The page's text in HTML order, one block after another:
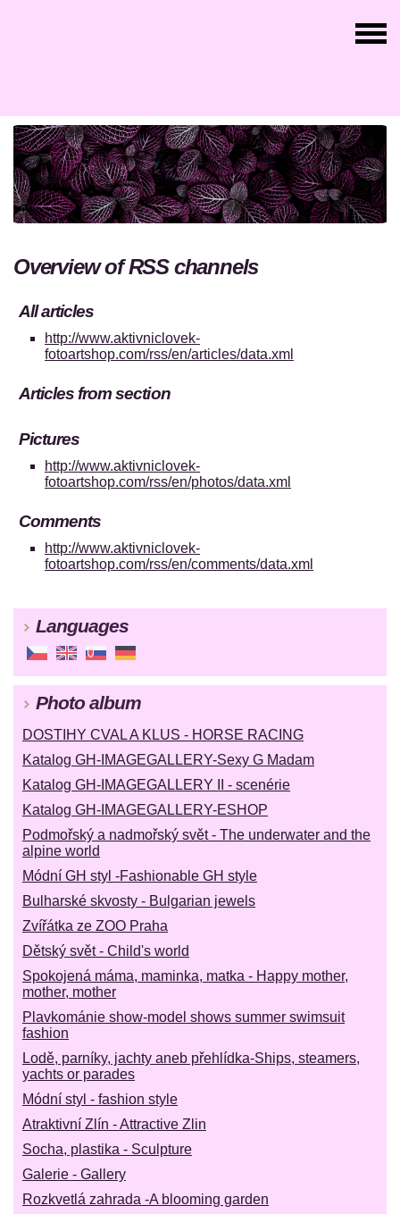
Overview of RSS channels
All articles
http://www.aktivniclovek-
fotoartshop.com/rss/en/articles/data.xml
Articles from section
Pictures
http://www.aktivniclovek-
fotoartshop.com/rss/en/photos/data.xml
Comments
http://www.aktivniclovek-
fotoartshop.com/rss/en/comments/data.xml
Languages
Photo album
DOSTIHY CVAL A KLUS - HORSE RACING
Katalog GH-IMAGEGALLERY-Sexy G Madam
Katalog GH-IMAGEGALLERY II - scenérie
Katalog GH-IMAGEGALLERY-ESHOP
Podmořský a nadmořský svět - The underwater and the
alpine world
Módní GH styl -Fashionable GH style
Bulharské skvosty - Bulgarian jewels
Zvířátka ze ZOO Praha
Dětský svět - Child's world
Spokojená máma, maminka, matka - Happy mother,
mother, mother
Plavkománie show-model shows summer swimsuit
fashion
Lodě, parníky, jachty aneb přehlídka-Ships, steamers,
yachts or parades
Módní styl - fashion style
Atraktivní Zlín - Attractive Zlin
Socha, plastika - Sculpture
Galerie - Gallery
Rozkvetlá zahrada -A blooming garden